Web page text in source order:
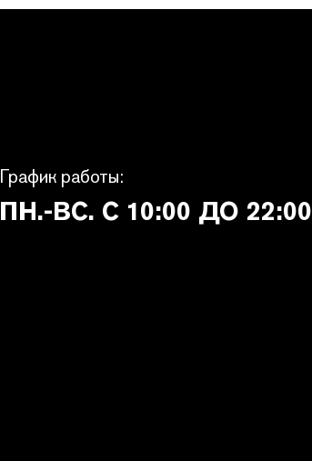
График работы:
ПН.-ВС. С 10:00 ДО 22:00